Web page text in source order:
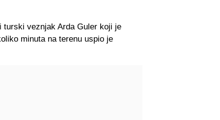
turski veznjak Arda Guler koji je
minuta na terenu uspio je